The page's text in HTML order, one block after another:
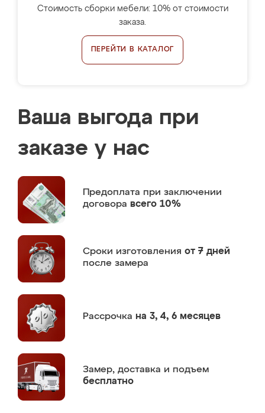
Стоимость сборки мебели: 10% от стоимости
заказа.
ПЕРЕЙТИ В КАТАЛОГ
Ваша выгода при
заказе у нас
Предоплата при заключении
договора всего 10%
Сроки изготовления от 7 дней
после замера
Рассрочка на 3, 4, 6 месяцев
Замер, доставка и подъем
бесплатно